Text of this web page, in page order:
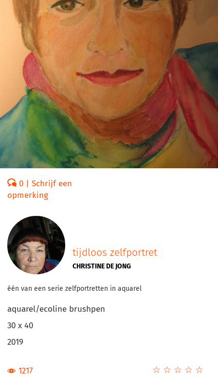
0 | Schrijf een
opmerking
tijdloos zelfportret
CHRISTINE DE JONG
één van een serie zelfportretten in aquarel
aquarel/ecoline brushpen
30 x 40
2019
☆ ☆ ☆ ☆ ☆
★ ★ ★ ★ ★
1217